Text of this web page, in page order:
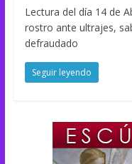
Lectura del día 14 de
rostro ante ultrajes,
defraudado
Seguir leyendo